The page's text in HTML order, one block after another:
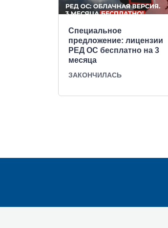
Специальное
предложение: лицензии
РЕД ОС бесплатно на 3
месяца
ЗАКОНЧИЛАСЬ